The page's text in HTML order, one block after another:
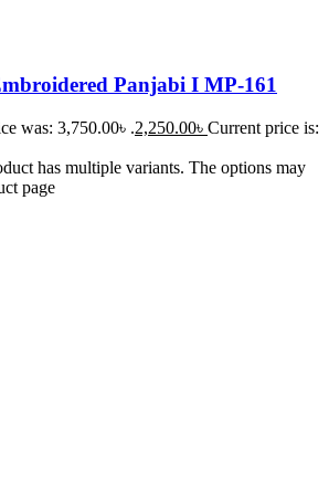
Panjabi I MP-161
was: 3,750.00৳ .2,250.00৳ Current price is:
has multiple variants. The options may
page